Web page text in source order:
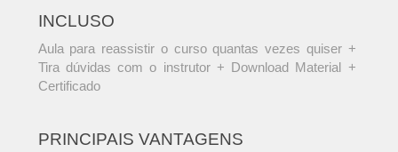
INCLUSO
Aula para reassistir o curso quantas vezes quiser +
Tira dúvidas com o instrutor + Download Material +
Certificado
PRINCIPAIS VANTAGENS